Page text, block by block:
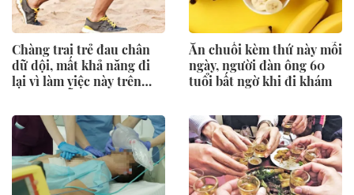
Chàng trai trẻ đau chân
dữ dội, mất khả năng đi
lại vì làm việc này trên
Ăn chuối kèm thứ này mỗi
ngày, người đàn ông 60
tuổi bất ngờ khi đi khám